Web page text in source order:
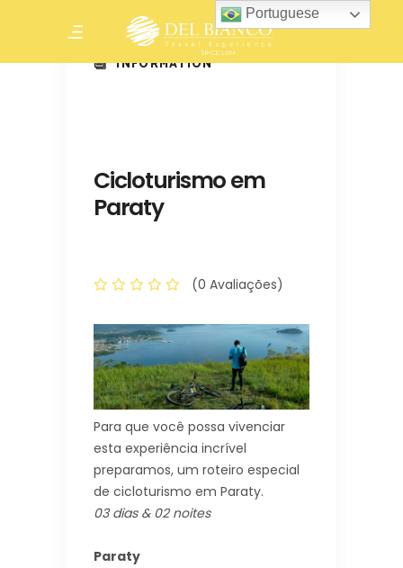
INFORMATION
Cicloturismo em
Paraty
(0 Avaliações)
Para que você possa vivenciar
esta experiência incrível
preparamos, um roteiro especial
de cicloturismo em Paraty.
03 dias & 02 noites
Paraty
Portuguese